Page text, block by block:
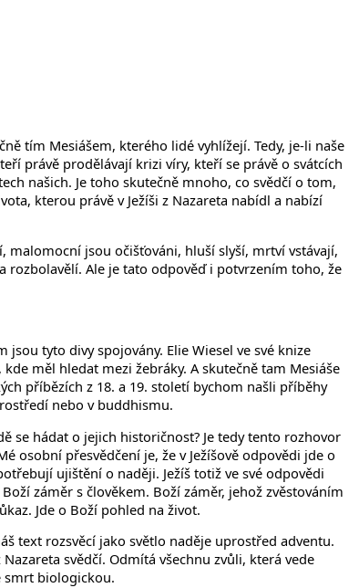
tím Mesiášem, kterého lidé vyhlížejí. Tedy, je-li naše
právě prodělávají krizi víry, kteří se právě o svátcích
našich. Je toho skutečně mnoho, co svědčí o tom,
kterou právě v Ježíši z Nazareta nabídl a nabízí
malomocní jsou očišťováni, hluší slyší, mrtví vstávají,
rozbolavělí. Ale je tato odpověď i potvrzením toho, že
tyto divy spojovány. Elie Wiesel ve své knize
měl hledat mezi žebráky. A skutečně tam Mesiáše
příbězích z 18. a 19. století bychom našli příběhy
nebo v buddhismu.
se hádat o jejich historičnost? Je tedy tento rozhovor
osobní přesvědčení je, že v Ježíšově odpovědi jde o
ujištění o naději. Ježíš totiž ve své odpovědi
záměr s člověkem. Boží záměr, jehož zvěstováním
Jde o Boží pohled na život.
text rozsvěcí jako světlo naděje uprostřed adventu.
svědčí. Odmítá všechnu zvůli, která vede
smrt biologickou.